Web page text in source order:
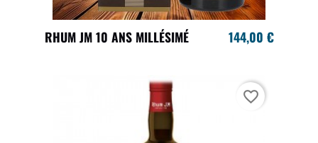
RHUM JM 10 ANS MILLÉSIMÉ 144,00 €
favorite_border